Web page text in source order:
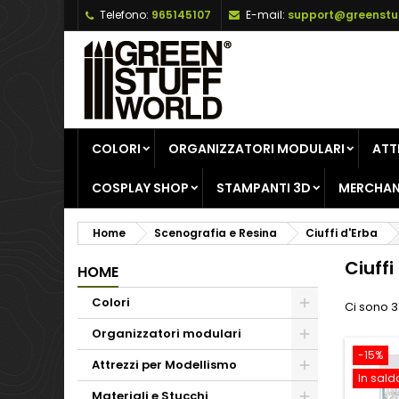
Telefono: 965145107 E-mail:
COLORI ORGANIZZATORI MODULARI
COSPLAY SHOP STAMPANTI 3D
Home Scenografia e Resina Ciuffi d'Erba
HOME
Colori
Organizzatori modulari
Attrezzi per Modellismo
Ciuffi
Ci sono
-15%
In